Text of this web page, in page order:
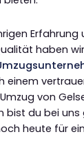
Erfahrung
haben
einem
von
bist du bei uns
heute für